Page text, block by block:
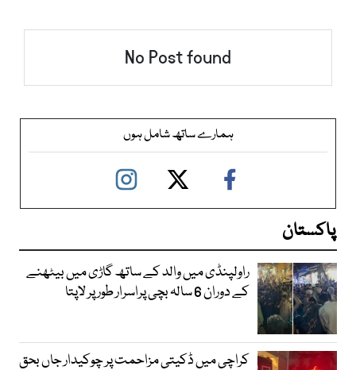
No Post found
ہمارے ساتھ شامل ہوں
پاکستان
راولپنڈی میں والد کے ساتھ گاڑی میں بیٹھنے
کے دوران 6 سالہ بچی پراسرار طور پر لاپتا
کراچی میں ڈکیتی مزاحمت پر چوکیدار جاں بحق